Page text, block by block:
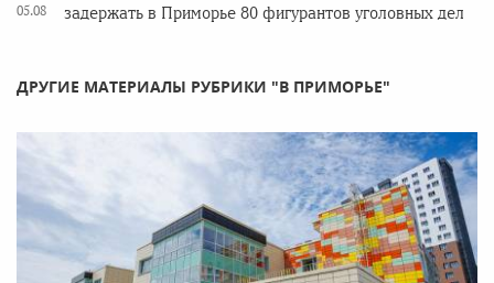
05.08
задержать в Приморье 80 фигурантов уголовных дел
ДРУГИЕ МАТЕРИАЛЫ РУБРИКИ "В ПРИМОРЬЕ"